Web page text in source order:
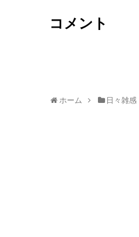
コメント
ホーム 日々雑感